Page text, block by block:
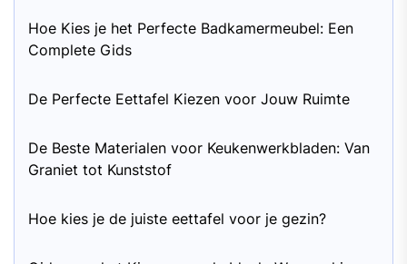
Hoe Kies je het Perfecte Badkamermeubel: Een
Complete Gids
De Perfecte Eettafel Kiezen voor Jouw Ruimte
De Beste Materialen voor Keukenwerkbladen: Van
Graniet tot Kunststof
Hoe kies je de juiste eettafel voor je gezin?